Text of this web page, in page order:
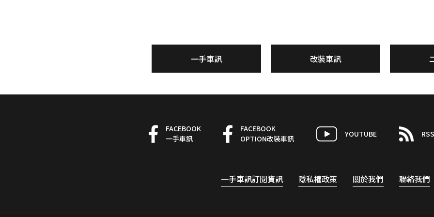
一手車訊 改裝車訊
FACEBOOK
一手車訊
FACEBOOK
OPTION改裝車訊
YOUTUBE RSS
一手車訊訂閱資訊 隱私權政策 關於我們 聯絡我們